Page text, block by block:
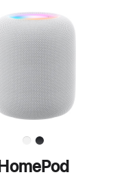
步
了
解
HomePod<
HomePod